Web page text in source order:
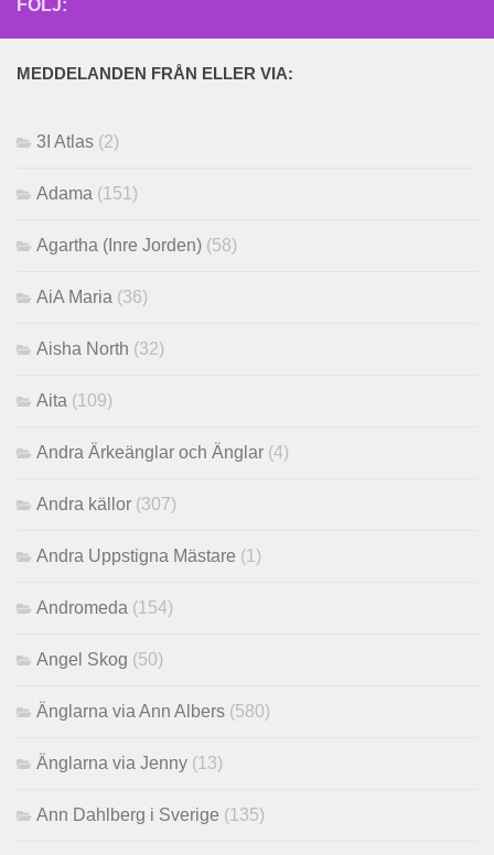
FÖLJ:
MEDDELANDEN FRÅN ELLER VIA:
3I Atlas (2)
Adama (151)
Agartha (Inre Jorden) (58)
AiA Maria (36)
Aisha North (32)
Aita (109)
Andra Ärkeänglar och Änglar (4)
Andra källor (307)
Andra Uppstigna Mästare (1)
Andromeda (154)
Angel Skog (50)
Änglarna via Ann Albers (580)
Änglarna via Jenny (13)
Ann Dahlberg i Sverige (135)